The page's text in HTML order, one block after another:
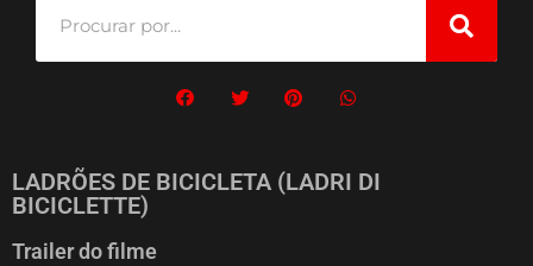
LADRÕES DE BICICLETA (LADRI DI
BICICLETTE)
Trailer do filme